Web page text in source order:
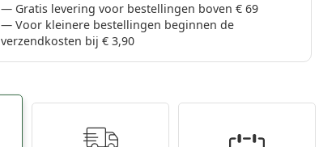
Gratis levering voor bestellingen boven € 69
Voor kleinere bestellingen beginnen de
verzendkosten bij € 3,90